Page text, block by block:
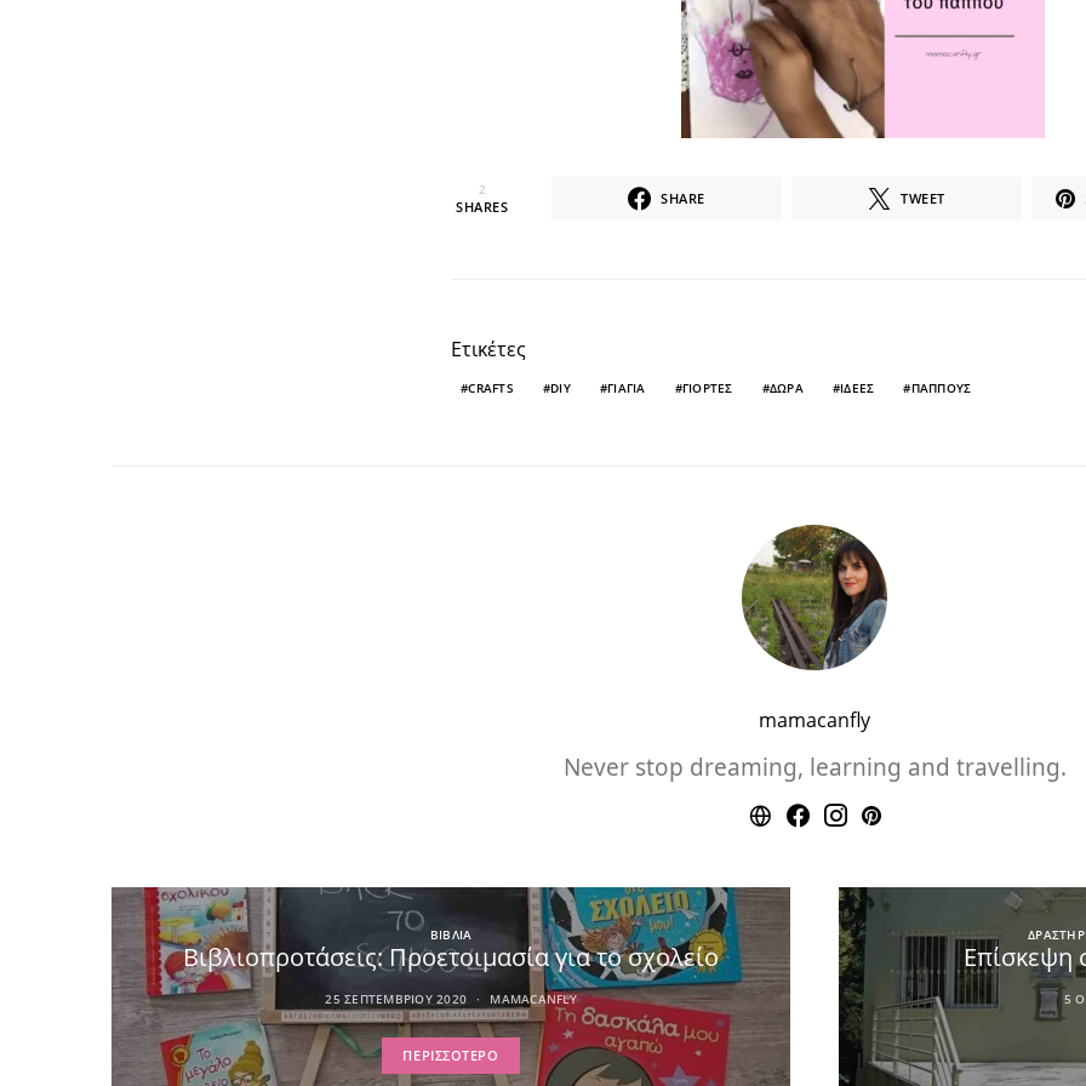
2
SHARES SHARE TWEET
Ετικέτες
CRAFTS DIY ΓΙΑΓΙΑ ΓΙΟΡΤΕΣ ΔΩΡΑ ΙΔΕΕΣ ΠΑΠΠΟΎΣ
mamacanfly
Never stop dreaming, learning and travelling.
ΒΙΒΛΙΑ
Βιβλιοπροτάσεις: Προετοιμασία για το σχολείο
25 ΣΕΠΤΕΜΒΡΊΟΥ 2020 MAMACANFLY
ΠΕΡΙΣΣΌΤΕΡΟ
5